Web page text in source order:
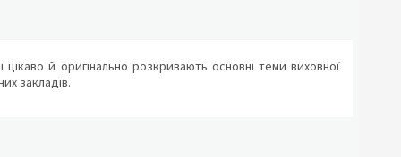
й оригінально розкривають основні теми виховної
закладів.